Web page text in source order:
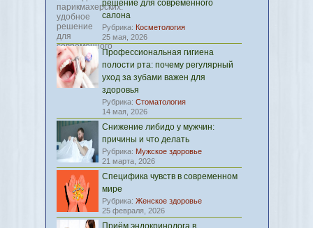
решение для современного
салона
Рубрика: Косметология
25 мая, 2026
Профессиональная гигиена
полости рта: почему регулярный
уход за зубами важен для
здоровья
Рубрика: Стоматология
14 мая, 2026
Снижение либидо у мужчин:
причины и что делать
Рубрика: Мужское здоровье
21 марта, 2026
Специфика чувств в современном
мире
Рубрика: Женское здоровье
25 февраля, 2026
Приём эндокринолога в